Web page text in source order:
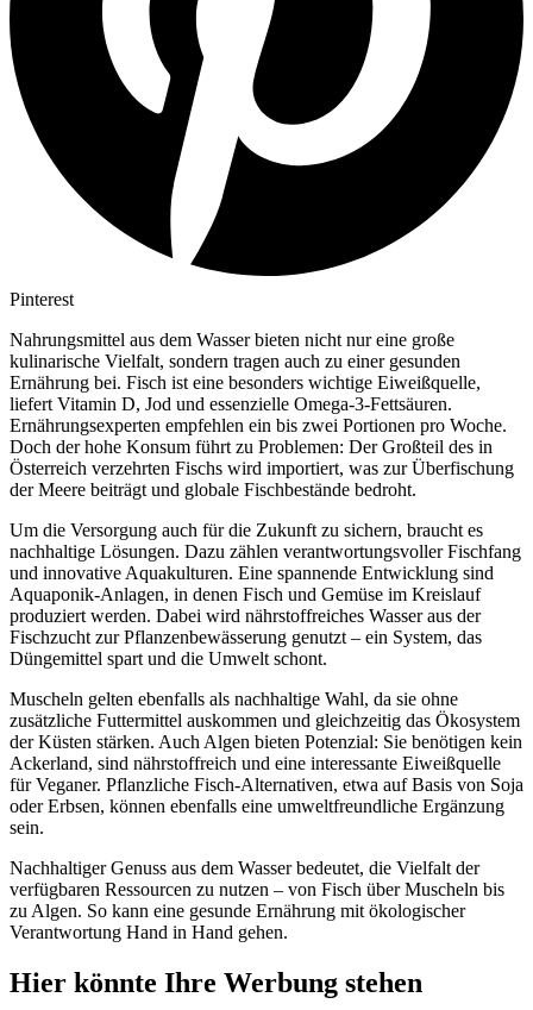
Pinterest
Nahrungsmittel aus dem Wasser bieten nicht nur eine große
kulinarische Vielfalt, sondern tragen auch zu einer gesunden
Ernährung bei. Fisch ist eine besonders wichtige Eiweißquelle,
liefert Vitamin D, Jod und essenzielle Omega-3-Fettsäuren.
Ernährungsexperten empfehlen ein bis zwei Portionen pro Woche.
Doch der hohe Konsum führt zu Problemen: Der Großteil des in
Österreich verzehrten Fischs wird importiert, was zur Überfischung
der Meere beiträgt und globale Fischbestände bedroht.
Um die Versorgung auch für die Zukunft zu sichern, braucht es
nachhaltige Lösungen. Dazu zählen verantwortungsvoller Fischfang
und innovative Aquakulturen. Eine spannende Entwicklung sind
Aquaponik-Anlagen, in denen Fisch und Gemüse im Kreislauf
produziert werden. Dabei wird nährstoffreiches Wasser aus der
Fischzucht zur Pflanzenbewässerung genutzt – ein System, das
Düngemittel spart und die Umwelt schont.
Muscheln gelten ebenfalls als nachhaltige Wahl, da sie ohne
zusätzliche Futtermittel auskommen und gleichzeitig das Ökosystem
der Küsten stärken. Auch Algen bieten Potenzial: Sie benötigen kein
Ackerland, sind nährstoffreich und eine interessante Eiweißquelle
für Veganer. Pflanzliche Fisch-Alternativen, etwa auf Basis von Soja
oder Erbsen, können ebenfalls eine umweltfreundliche Ergänzung
sein.
Nachhaltiger Genuss aus dem Wasser bedeutet, die Vielfalt der
verfügbaren Ressourcen zu nutzen – von Fisch über Muscheln bis
zu Algen. So kann eine gesunde Ernährung mit ökologischer
Verantwortung Hand in Hand gehen.
Hier könnte Ihre Werbung stehen